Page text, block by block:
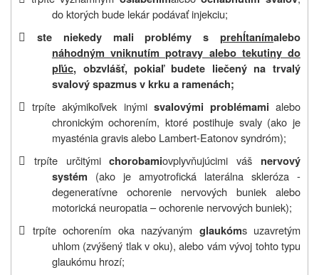
do ktorých bude lekár podávať injekciu;
 ste niekedy mali problémy sprehĺtanímalebo
náhodným vniknutím potravy alebo tekutiny do
pľúc, obzvlášť, pokiaľ budete liečený na trvalý
svalový spazmus v krku a ramenách;
trpíte akýmikoľvek inými svalovými problémami alebo
chronickým ochorením, ktoré postihuje svaly (ako je
myasténia gravis alebo Lambert-Eatonov syndróm);
 trpíte určitými chorobamiovplyvňujúcimi váš
nervový
systém
(ako je amyotrofická laterálna skleróza -
degeneratívne ochorenie nervových buniek alebo
motorická neuropatia – ochorenie nervových buniek);
 trpíte ochorením oka nazývaným glaukóms uzavretým
uhlom (zvýšený tlak v oku), alebo vám vývoj tohto typu
glaukómu hrozí;